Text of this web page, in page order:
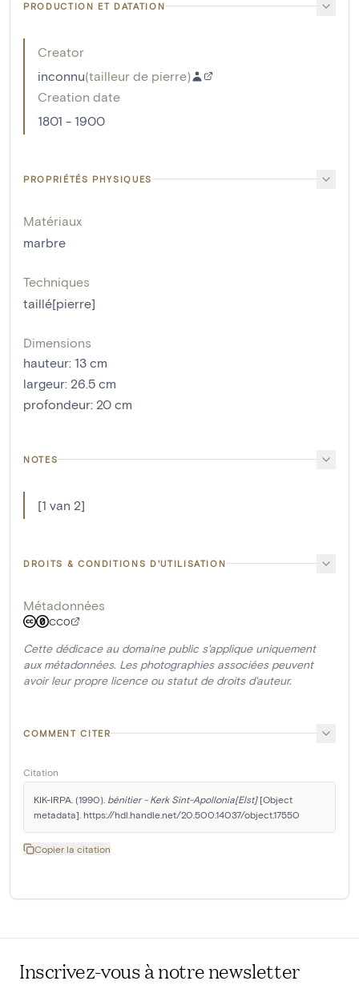
PRODUCTION ET DATATION
Creator
inconnu(tailleur de pierre)
Creation date
1801 - 1900
PROPRIÉTÉS PHYSIQUES
Matériaux
marbre
Techniques
taillé[pierre]
Dimensions
hauteur: 13 cm
largeur: 26.5 cm
profondeur: 20 cm
NOTES
[1 van 2]
DROITS & CONDITIONS D'UTILISATION
Métadonnées
CC0
Cette dédicace au domaine public s'applique uniquement
aux métadonnées. Les photographies associées peuvent
avoir leur propre licence ou statut de droits d'auteur.
COMMENT CITER
Citation
KIK-IRPA. (1990). bénitier - Kerk Sint-Apollonia[Elst] [Object
metadata]. https://hdl.handle.net/20.500.14037/object.17550
Copier la citation
Inscrivez-vous à notre newsletter